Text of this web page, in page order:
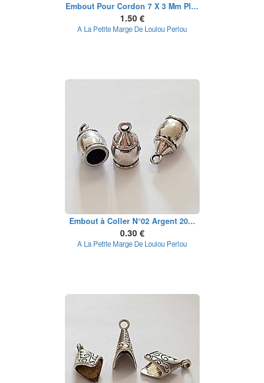
Embout Pour Cordon 7 X 3 Mm Pl...
1.50 €
A La Petite Marge De Loulou Perlou
Embout à Coller N°02 Argent 20...
0.30 €
A La Petite Marge De Loulou Perlou